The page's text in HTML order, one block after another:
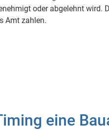
oder abgelehnt wird.
Amt zahlen.
eine